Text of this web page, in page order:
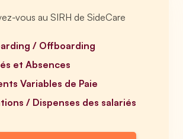
vous au SIRH de SideCare
/ Offboarding
et Absences
Variables de Paie
/ Dispenses des salariés